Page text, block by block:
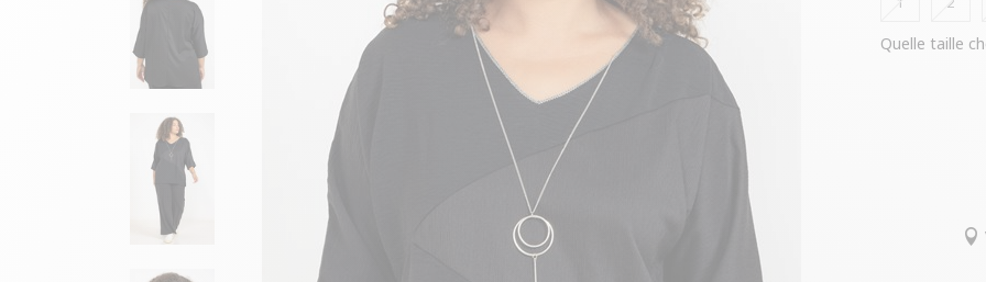
Quelle taille